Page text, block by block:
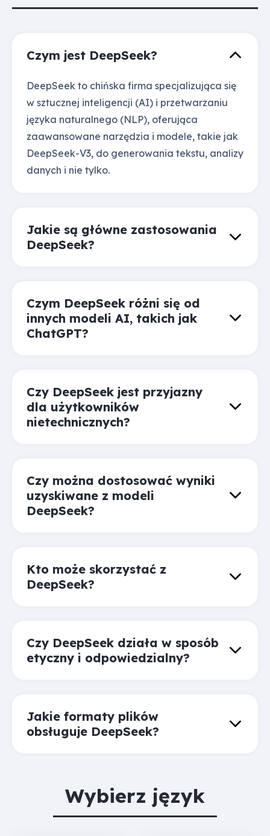
Czym jest DeepSeek?
DeepSeek to chińska firma specjalizująca się
w sztucznej inteligencji (AI) i przetwarzaniu
języka naturalnego (NLP), oferująca
zaawansowane narzędzia i modele, takie jak
DeepSeek-V3, do generowania tekstu, analizy
danych i nie tylko.
Jakie są główne zastosowania
DeepSeek?
Czym DeepSeek różni się od
innych modeli AI, takich jak
ChatGPT?
Czy DeepSeek jest przyjazny
dla użytkowników
nietechnicznych?
Czy można dostosować wyniki
uzyskiwane z modeli
DeepSeek?
Kto może skorzystać z
DeepSeek?
Czy DeepSeek działa w sposób
etyczny i odpowiedzialny?
Jakie formaty plików
obsługuje DeepSeek?
Wybierz język